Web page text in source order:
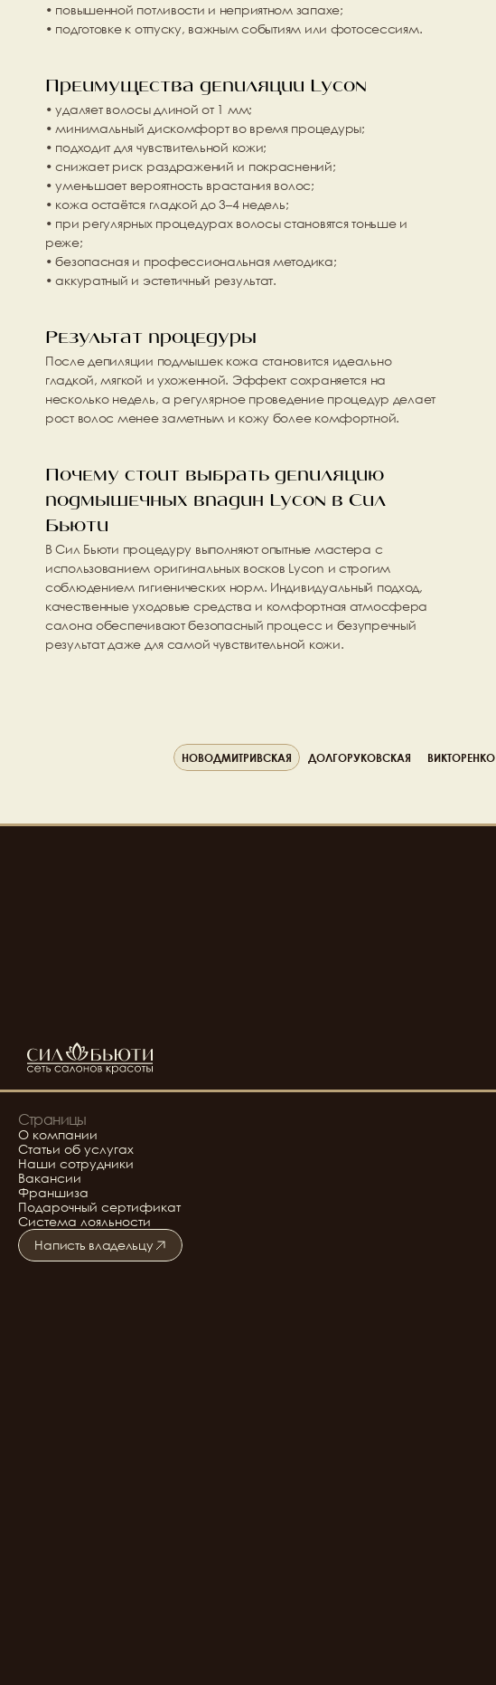
• повышенной потливости и неприятном запахе;
• подготовке к отпуску, важным событиям или фотосессиям.
Преимущества депиляции Lycon
• удаляет волосы длиной от 1 мм;
• минимальный дискомфорт во время процедуры;
• подходит для чувствительной кожи;
• снижает риск раздражений и покраснений;
• уменьшает вероятность врастания волос;
• кожа остаётся гладкой до 3–4 недель;
• при регулярных процедурах волосы становятся тоньше и
реже;
• безопасная и профессиональная методика;
• аккуратный и эстетичный результат.
Результат процедуры
После депиляции подмышек кожа становится идеально
гладкой, мягкой и ухоженной. Эффект сохраняется на
несколько недель, а регулярное проведение процедур делает
рост волос менее заметным и кожу более комфортной.
Почему стоит выбрать депиляцию
подмышечных впадин Lycon в Сил
Бьюти
В Сил Бьюти процедуру выполняют опытные мастера с
использованием оригинальных восков Lycon и строгим
соблюдением гигиенических норм. Индивидуальный подход,
качественные уходовые средства и комфортная атмосфера
салона обеспечивают безопасный процесс и безупречный
результат даже для самой чувствительной кожи.
НОВОДМИТРИВСКАЯ ДОЛГОРУКОВСКАЯ ВИКТОРЕНКО
Страницы
О компании
Статьи об услугах
Наши сотрудники
Вакансии
Франшиза
Подарочный сертификат
Система лояльности
Написть владельцу